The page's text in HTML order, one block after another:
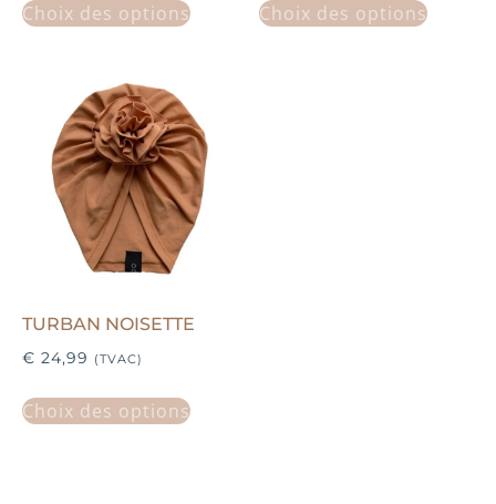
Choix des options Choix des options
TURBAN NOISETTE
€ 24,99 (TVAC)
Choix des options